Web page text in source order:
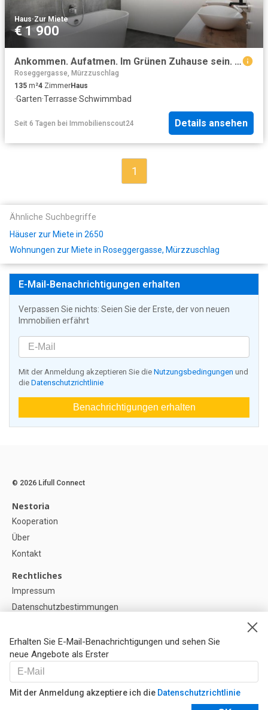
Haus·Zur Miete
€ 1 900
Ankommen. Aufatmen. Im Grünen Zuhause sein. JETZT mit GRATIS POOL Zuhause im Ortskern von Unterfladnitz
Roseggergasse, Mürzzuschlag
135 m²4 ZimmerHaus
·Garten·Terrasse·Schwimmbad
Seit 6 Tagen bei Immobilienscout24 Details ansehen
1
Ähnliche Suchbegriffe
Häuser zur Miete in 2650
Wohnungen zur Miete in Roseggergasse, Mürzzuschlag
E-Mail-Benachrichtigungen erhalten
Verpassen Sie nichts: Seien Sie der Erste, der von neuen
Immobilien erfährt
Mit der Anmeldung akzeptieren Sie die Nutzungsbedingungen und
die Datenschutzrichtlinie
Benachrichtigungen erhalten
Erhalten Sie E-Mail-Benachrichtigungen und sehen Sie
neue Angebote als Erster
Mit der Anmeldung akzeptiere ich die Datenschutzrichtlinie
© 2026 Lifull Connect
Nestoria
Kooperation
Über
Kontakt
Rechtliches
Impressum
Datenschutzbestimmungen
Cookie-Einstellunge
Hilfe
FAQ
Unsere Partner